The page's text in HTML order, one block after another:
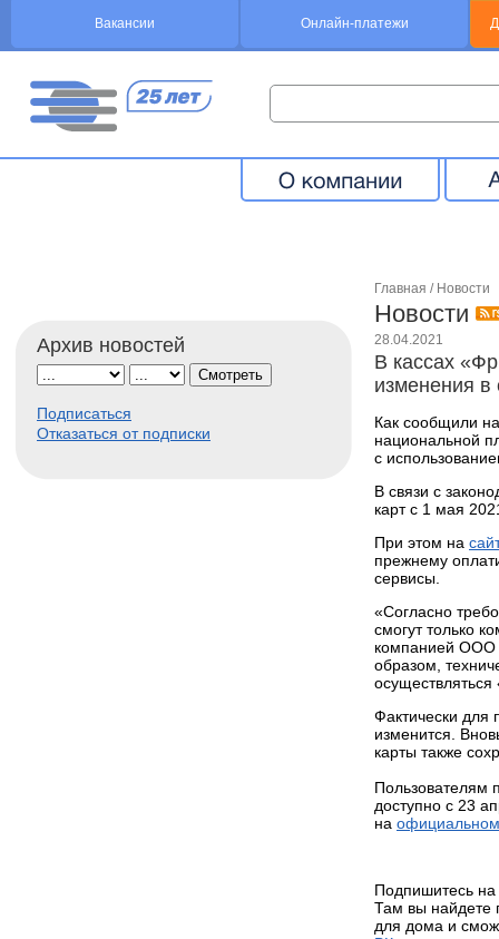
Вакансии Онлайн-платежи
Архив новостей
Подписаться
Отказаться от подписки
Главная / Новости
Новости
28.04.2021
В кассах
изменения в
Как сообщили
национальной
с
В связи с
карт с 1 мая
При этом на
прежнему
сервисы.
«Согласно
смогут только
компанией ООО
образом,
Фактически для
изменится.
карты также
Пользователям
доступно с 23
на
Подпишитесь
Там вы найдете
для дома и